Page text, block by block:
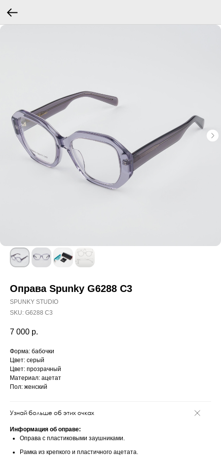
Оправа Spunky G6288 C3
SPUNKY STUDIO
SKU: G6288 C3
7 000 р.
Форма: бабочки
Цвет: серый
Цвет: прозрачный
Материал: ацетат
Пол: женский
Узнай больше об этих очках
Информация об оправе:
Оправа с пластиковыми заушниками.
Рамка из крепкого и пластичного ацетата.